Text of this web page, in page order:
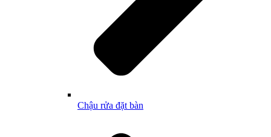
Chậu rửa đặt bàn